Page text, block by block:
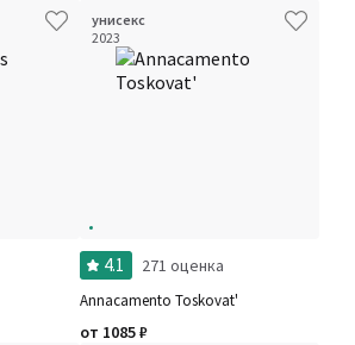
унисекс
2023
4.1 271 оценка
Annacamento Toskovat'
от 1085₽